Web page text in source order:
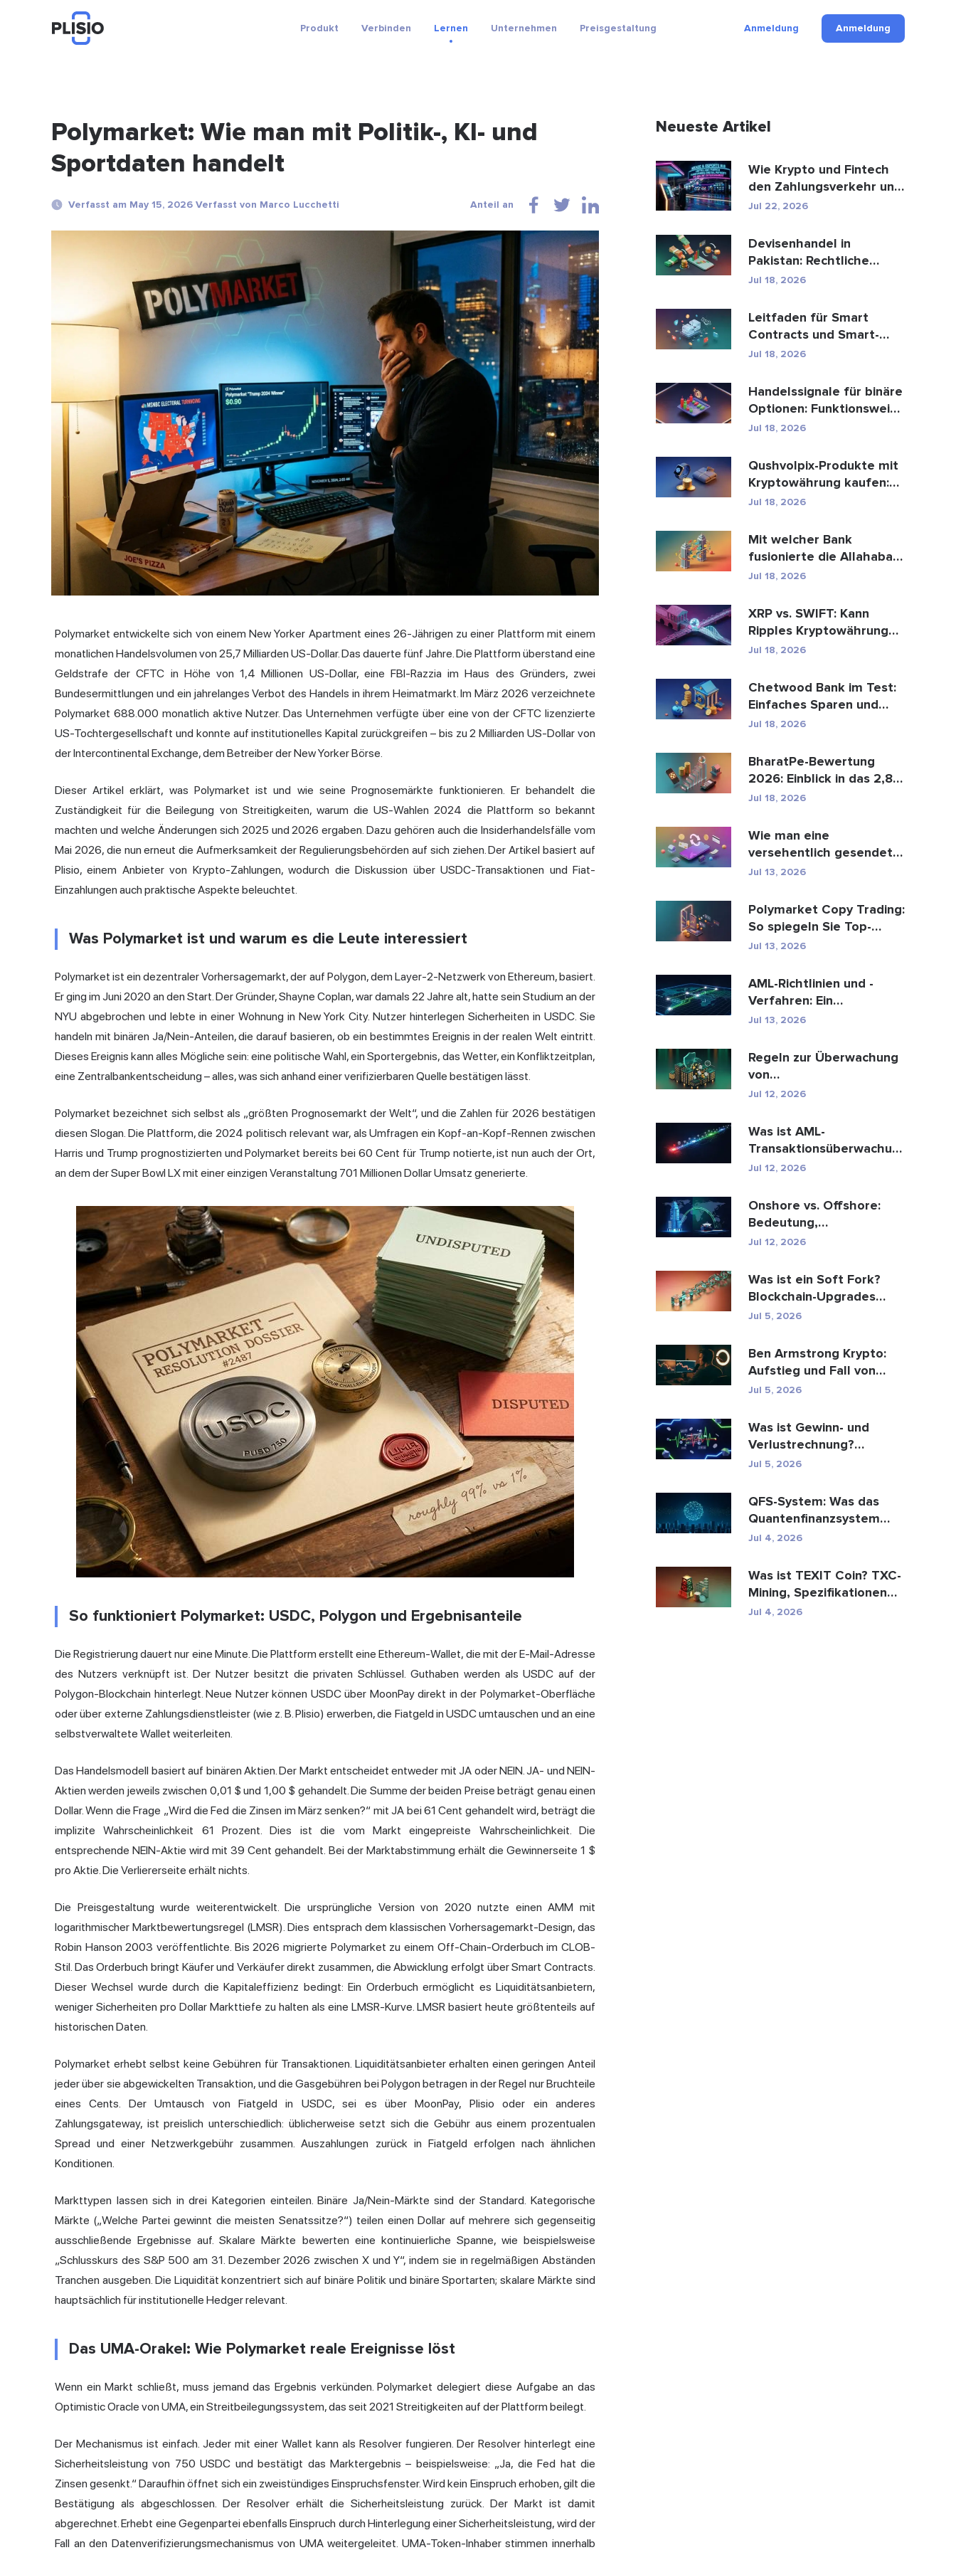
Produkt Verbinden Lernen Unternehmen Preisgestaltung Anmeldung Anmeldung
Polymarket: Wie man mit Politik-, KI- und
Sportdaten handelt
Verfasst am May 15, 2026 Verfasst von Marco Lucchetti Anteil an
Polymarket entwickelte sich von einem New Yorker Apartment eines 26-Jährigen zu einer Plattform mit einem
monatlichen Handelsvolumen von 25,7 Milliarden US-Dollar. Das dauerte fünf Jahre. Die Plattform überstand eine
Geldstrafe der CFTC in Höhe von 1,4 Millionen US-Dollar, eine FBI-Razzia im Haus des Gründers, zwei
Bundesermittlungen und ein jahrelanges Verbot des Handels in ihrem Heimatmarkt. Im März 2026 verzeichnete
Polymarket 688.000 monatlich aktive Nutzer. Das Unternehmen verfügte über eine von der CFTC lizenzierte
US-Tochtergesellschaft und konnte auf institutionelles Kapital zurückgreifen – bis zu 2 Milliarden US-Dollar von
der Intercontinental Exchange, dem Betreiber der New Yorker Börse.
Dieser Artikel erklärt, was Polymarket ist und wie seine Prognosemärkte funktionieren. Er behandelt die
Zuständigkeit für die Beilegung von Streitigkeiten, warum die US-Wahlen 2024 die Plattform so bekannt
machten und welche Änderungen sich 2025 und 2026 ergaben. Dazu gehören auch die Insiderhandelsfälle vom
Mai 2026, die nun erneut die Aufmerksamkeit der Regulierungsbehörden auf sich ziehen. Der Artikel basiert auf
Plisio, einem Anbieter von Krypto-Zahlungen, wodurch die Diskussion über USDC-Transaktionen und Fiat-
Einzahlungen auch praktische Aspekte beleuchtet.
Was Polymarket ist und warum es die Leute interessiert
Polymarket ist ein dezentraler Vorhersagemarkt, der auf Polygon, dem Layer-2-Netzwerk von Ethereum, basiert.
Er ging im Juni 2020 an den Start. Der Gründer, Shayne Coplan, war damals 22 Jahre alt, hatte sein Studium an der
NYU abgebrochen und lebte in einer Wohnung in New York City. Nutzer hinterlegen Sicherheiten in USDC. Sie
handeln mit binären Ja/Nein-Anteilen, die darauf basieren, ob ein bestimmtes Ereignis in der realen Welt eintritt.
Dieses Ereignis kann alles Mögliche sein: eine politische Wahl, ein Sportergebnis, das Wetter, ein Konfliktzeitplan,
eine Zentralbankentscheidung – alles, was sich anhand einer verifizierbaren Quelle bestätigen lässt.
Polymarket bezeichnet sich selbst als „größten Prognosemarkt der Welt“, und die Zahlen für 2026 bestätigen
diesen Slogan. Die Plattform, die 2024 politisch relevant war, als Umfragen ein Kopf-an-Kopf-Rennen zwischen
Harris und Trump prognostizierten und Polymarket bereits bei 60 Cent für Trump notierte, ist nun auch der Ort,
an dem der Super Bowl LX mit einer einzigen Veranstaltung 701 Millionen Dollar Umsatz generierte.
So funktioniert Polymarket: USDC, Polygon und Ergebnisanteile
Die Registrierung dauert nur eine Minute. Die Plattform erstellt eine Ethereum-Wallet, die mit der E-Mail-Adresse
des Nutzers verknüpft ist. Der Nutzer besitzt die privaten Schlüssel. Guthaben werden als USDC auf der
Polygon-Blockchain hinterlegt. Neue Nutzer können USDC über MoonPay direkt in der Polymarket-Oberfläche
oder über externe Zahlungsdienstleister (wie z. B. Plisio) erwerben, die Fiatgeld in USDC umtauschen und an eine
selbstverwaltete Wallet weiterleiten.
Das Handelsmodell basiert auf binären Aktien. Der Markt entscheidet entweder mit JA oder NEIN. JA- und NEIN-
Aktien werden jeweils zwischen 0,01 $ und 1,00 $ gehandelt. Die Summe der beiden Preise beträgt genau einen
Dollar. Wenn die Frage „Wird die Fed die Zinsen im März senken?“ mit JA bei 61 Cent gehandelt wird, beträgt die
implizite Wahrscheinlichkeit 61 Prozent. Dies ist die vom Markt eingepreiste Wahrscheinlichkeit. Die
entsprechende NEIN-Aktie wird mit 39 Cent gehandelt. Bei der Marktabstimmung erhält die Gewinnerseite 1 $
pro Aktie. Die Verliererseite erhält nichts.
Die Preisgestaltung wurde weiterentwickelt. Die ursprüngliche Version von 2020 nutzte einen AMM mit
logarithmischer Marktbewertungsregel (LMSR). Dies entsprach dem klassischen Vorhersagemarkt-Design, das
Robin Hanson 2003 veröffentlichte. Bis 2026 migrierte Polymarket zu einem Off-Chain-Orderbuch im CLOB-
Stil. Das Orderbuch bringt Käufer und Verkäufer direkt zusammen, die Abwicklung erfolgt über Smart Contracts.
Dieser Wechsel wurde durch die Kapitaleffizienz bedingt: Ein Orderbuch ermöglicht es Liquiditätsanbietern,
weniger Sicherheiten pro Dollar Markttiefe zu halten als eine LMSR-Kurve. LMSR basiert heute größtenteils auf
historischen Daten.
Polymarket erhebt selbst keine Gebühren für Transaktionen. Liquiditätsanbieter erhalten einen geringen Anteil
jeder über sie abgewickelten Transaktion, und die Gasgebühren bei Polygon betragen in der Regel nur Bruchteile
eines Cents. Der Umtausch von Fiatgeld in USDC, sei es über MoonPay, Plisio oder ein anderes
Zahlungsgateway, ist preislich unterschiedlich: üblicherweise setzt sich die Gebühr aus einem prozentualen
Spread und einer Netzwerkgebühr zusammen. Auszahlungen zurück in Fiatgeld erfolgen nach ähnlichen
Konditionen.
Markttypen lassen sich in drei Kategorien einteilen. Binäre Ja/Nein-Märkte sind der Standard. Kategorische
Märkte („Welche Partei gewinnt die meisten Senatssitze?“) teilen einen Dollar auf mehrere sich gegenseitig
ausschließende Ergebnisse auf. Skalare Märkte bewerten eine kontinuierliche Spanne, wie beispielsweise
„Schlusskurs des S&P 500 am 31. Dezember 2026 zwischen X und Y“, indem sie in regelmäßigen Abständen
Tranchen ausgeben. Die Liquidität konzentriert sich auf binäre Politik und binäre Sportarten; skalare Märkte sind
hauptsächlich für institutionelle Hedger relevant.
Das UMA-Orakel: Wie Polymarket reale Ereignisse löst
Wenn ein Markt schließt, muss jemand das Ergebnis verkünden. Polymarket delegiert diese Aufgabe an das
Optimistic Oracle von UMA, ein Streitbeilegungssystem, das seit 2021 Streitigkeiten auf der Plattform beilegt.
Der Mechanismus ist einfach. Jeder mit einer Wallet kann als Resolver fungieren. Der Resolver hinterlegt eine
Sicherheitsleistung von 750 USDC und bestätigt das Marktergebnis – beispielsweise: „Ja, die Fed hat die
Zinsen gesenkt.“ Daraufhin öffnet sich ein zweistündiges Einspruchsfenster. Wird kein Einspruch erhoben, gilt die
Bestätigung als abgeschlossen. Der Resolver erhält die Sicherheitsleistung zurück. Der Markt ist damit
abgerechnet. Erhebt eine Gegenpartei ebenfalls Einspruch durch Hinterlegung einer Sicherheitsleistung, wird der
Fall an den Datenverifizierungsmechanismus von UMA weitergeleitet. UMA-Token-Inhaber stimmen innerhalb
Neueste Artikel
Wie Krypto und Fintech
den Zahlungsverkehr und
die Unterhaltungsbr...
Jul 22, 2026
Devisenhandel in
Pakistan: Rechtliche
Bestimmungen, Broker,
Jul 18, 2026
Leitfaden für Smart
Contracts und Smart-
Contract-
Jul 18, 2026
Handelssignale für binäre
Optionen: Funktionsweise
und Risiken
Jul 18, 2026
Qushvolpix-Produkte mit
Kryptowährung kaufen:
Bitcoin, Zahlungen ...
Jul 18, 2026
Mit welcher Bank
fusionierte die Allahabad
Bank? Die ganze
Jul 18, 2026
XRP vs. SWIFT: Kann
Ripples Kryptowährung
den globalen
Jul 18, 2026
Chetwood Bank im Test:
Einfaches Sparen und
sicheres Banking
Jul 18, 2026
BharatPe-Bewertung
2026: Einblick in das 2,85
Milliarden Dollar sc...
Jul 18, 2026
Wie man eine
versehentlich gesendete
M-Pesa-Transaktion
Jul 13, 2026
Polymarket Copy Trading:
So spiegeln Sie Top-
Wallets sicher
Jul 13, 2026
AML-Richtlinien und -
Verfahren: Ein
vollständiger Leitfaden
Jul 13, 2026
Regeln zur Überwachung
von
Geldwäschetransaktionen:
Jul 12, 2026
Was ist AML-
Transaktionsüberwachung
und wie funktioniert sie?
Jul 12, 2026
Onshore vs. Offshore:
Bedeutung,
Schlüsselunterschiede
Jul 12, 2026
Was ist ein Soft Fork?
Blockchain-Upgrades
erklärt
Jul 5, 2026
Ben Armstrong Krypto:
Aufstieg und Fall von
BitBoy
Jul 5, 2026
Was ist Gewinn- und
Verlustrechnung?
Bedeutung, Formel und
Jul 5, 2026
QFS-System: Was das
Quantenfinanzsystem
wirklich ist (2026)
Jul 4, 2026
Was ist TEXIT Coin? TXC-
Mining, Spezifikationen
und regulatorische...
Jul 4, 2026